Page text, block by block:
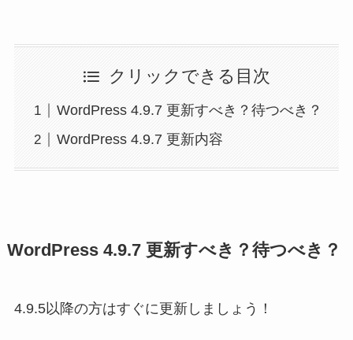
クリックできる目次
WordPress 4.9.7 更新すべき？待つべき？
WordPress 4.9.7 更新内容
WordPress 4.9.7 更新すべき？待つべき？
4.9.5以降の方はすぐに更新しましょう！